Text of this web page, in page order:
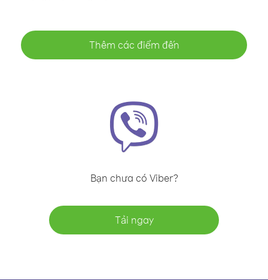
Thêm các điểm đến
Bạn chưa có Viber?
Tải ngay